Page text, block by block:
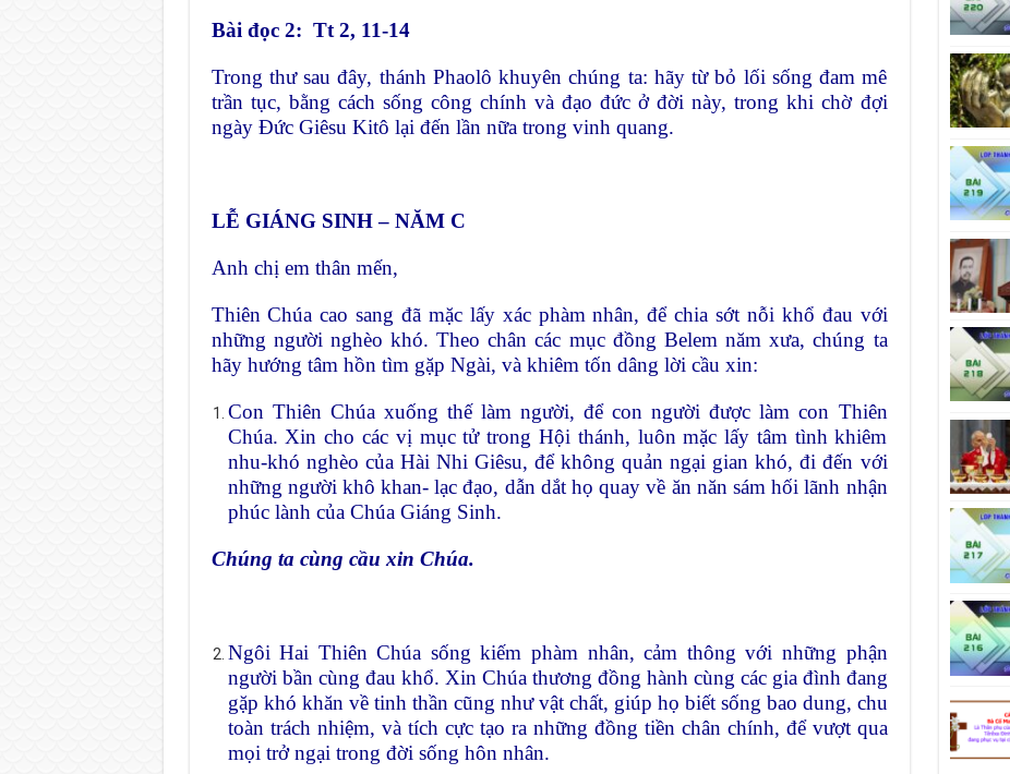
Bài đọc 2: Tt 2, 11-14
Trong thư sau đây, thánh Phaolô khuyên chúng ta: hãy từ bỏ lối sống đam mê
trần tục, bằng cách sống công chính và đạo đức ở đời này, trong khi chờ đợi
ngày Đức Giêsu Kitô lại đến lần nữa trong vinh quang.
LỄ GIÁNG SINH – NĂM C
Anh chị em thân mến,
Thiên Chúa cao sang đã mặc lấy xác phàm nhân, để chia sớt nỗi khổ đau với
những người nghèo khó. Theo chân các mục đồng Belem năm xưa, chúng ta
hãy hướng tâm hồn tìm gặp Ngài, và khiêm tốn dâng lời cầu xin:
Con Thiên Chúa xuống thế làm người, để con người được làm con Thiên
Chúa. Xin cho các vị mục tử trong Hội thánh, luôn mặc lấy tâm tình khiêm
nhu-khó nghèo của Hài Nhi Giêsu, để không quản ngại gian khó, đi đến với
những người khô khan- lạc đạo, dẫn dắt họ quay về ăn năn sám hối lãnh nhận
phúc lành của Chúa Giáng Sinh.
Chúng ta cùng cầu xin Chúa.
Ngôi Hai Thiên Chúa sống kiếm phàm nhân, cảm thông với những phận
người bần cùng đau khổ. Xin Chúa thương đồng hành cùng các gia đình đang
gặp khó khăn về tinh thần cũng như vật chất, giúp họ biết sống bao dung, chu
toàn trách nhiệm, và tích cực tạo ra những đồng tiền chân chính, để vượt qua
mọi trở ngại trong đời sống hôn nhân.